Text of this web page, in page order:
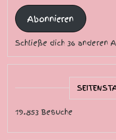
Abonnieren
Schließe dich 36 anderen
19.853 Besuche